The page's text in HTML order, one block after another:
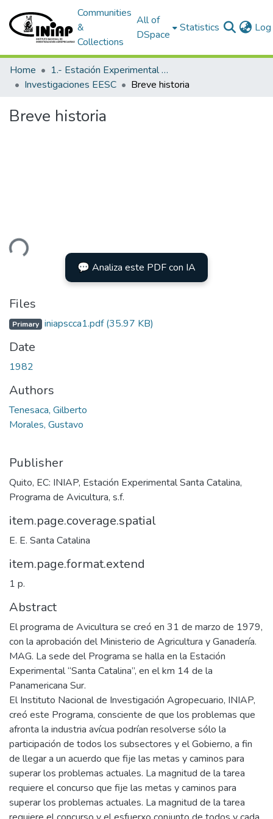
Communities
&
Collections
All of
DSpace
Statistics
Home
1.- Estación Experimental Santa Catalina
Investigaciones EESC
Breve historia
Breve historia
💬 Analiza este PDF con IA
Files
Primary iniapscca1.pdf(35.97 KB)
Date
1982
Authors
Tenesaca, Gilberto
Morales, Gustavo
Publisher
Quito, EC: INIAP, Estación Experimental Santa Catalina,
Programa de Avicultura, s.f.
item.page.coverage.spatial
E. E. Santa Catalina
item.page.format.extend
1 p.
Abstract
El programa de Avicultura se creó en 31 de marzo de 1979,
con la aprobación del Ministerio de Agricultura y Ganadería.
MAG. La sede del Programa se halla en la Estación
Experimental “Santa Catalina”, en el km 14 de la
Panamericana Sur.
El Instituto Nacional de Investigación Agropecuario, INIAP,
creó este Programa, consciente de que los problemas que
afronta la industria avícua podrían resolverse sólo la
participación de todos los subsectores y el Gobierno, a fin
de llegar a un acuerdo que fije las metas y caminos para
superar los problemas actuales. La magnitud de la tarea
requiere el concurso que fije las metas y caminos para
superar los problemas actuales. La magnitud de la tarea